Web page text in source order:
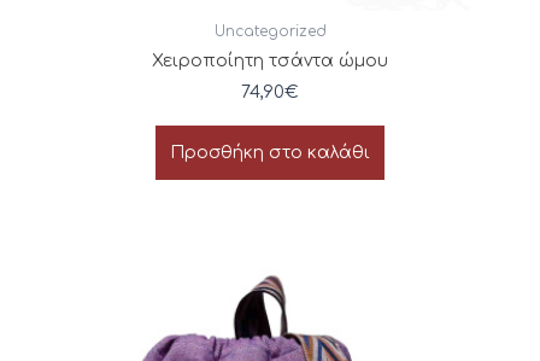
Uncategorized
Χειροποίητη τσάντα ώμου
74,90€
Προσθήκη στο καλάθι